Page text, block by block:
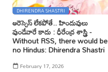
DHIRENDRA SHASTRI
ఆరెస్సెస్ లేకపోతే.. హిందువులు
వుండేవారే కాదు : ధీరేంద్ర శాస్త్రి -
Without RSS, there would be
no Hindus: Dhirendra Shastri
February 17, 2026